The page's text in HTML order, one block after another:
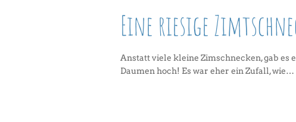
Eine riesige
Anstatt viele kleine Zimschnecken, gab es
Daumen hoch! Es war eher ein Zufall, wie…